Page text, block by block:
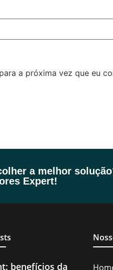
a próxima vez que eu
a melhor
Expert!
benefícios da